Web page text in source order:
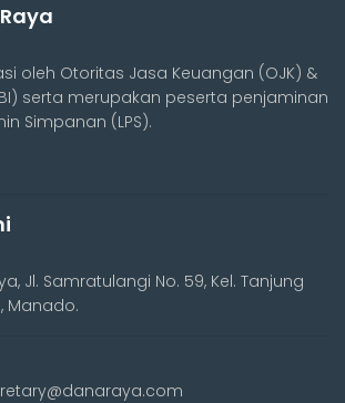
oleh Otoritas Jasa Keuangan (OJK) &
serta merupakan peserta penjaminan
Simpanan (LPS).
Jl. Samratulangi No. 59, Kel. Tanjung
Manado.